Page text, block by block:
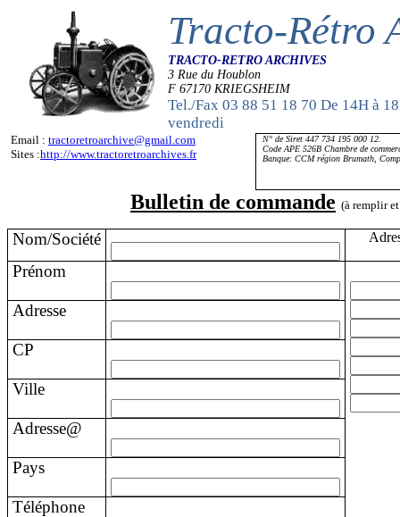
Tracto-Rétro
TRACTO-RETRO ARCHIVES
3 Rue du Houblon
F 67170 KRIEGSHEIM
Tel./Fax 03 88 51 18 70 De 14H à
vendredi
: tractoretroarchive@gmail.com
:http://www.tractoretroarchives.fr
N° de Siret 447 734 195 000 12.
Code APE 526B Chambre de
Banque: CCM région Brumath,
Bulletin de commande (à remplir
Nom/Société
Prénom
Adresse
CP
Ville
Adresse@
Pays
Téléphone